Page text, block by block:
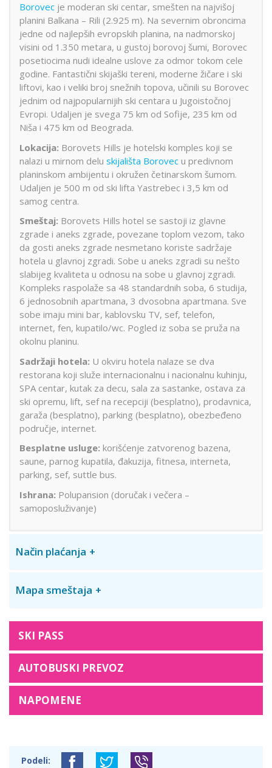
Borovec je moderan ski centar, smešten na najvišoj
planini Balkana – Rili (2.925 m). Na severnim obroncima
jedne od najlepših evropskih planina, na nadmorskoj
visini od 1.350 metara, u gustoj borovoj šumi, Borovec
posetiocima nudi idealne uslove za odmor tokom cele
godine. Fantastični skijaški tereni, moderne žičare i ski
liftovi, kao i veliki broj snežnih topova, učinili su Borovec
jednim od najpopularnijih ski centara u Jugoistočnoj
Evropi. Udaljen je svega 75 km od Sofije, 235 km od
Niša i 475 km od Beograda.
Lokacija: Borovets Hills je hotelski komples koji se
nalazi u mirnom delu skijališta Borovec u predivnom
planinskom ambijentu i okružen četinarskom šumom.
Udaljen je 500 m od ski lifta Yastrebec i 3,5 km od
samog centra.
Smeštaj: Borovets Hills hotel se sastoji iz glavne
zgrade i aneks zgrade, povezane toplom vezom, tako
da gosti aneks zgrade nesmetano koriste sadržaje
hotela u glavnoj zgradi. Sobe u aneks zgradi su nešto
slabijeg kvaliteta u odnosu na sobe u glavnoj zgradi.
Kompleks raspolaže sa 48 standardnih soba, 6 studija,
6 jednosobnih apartmana, 3 dvosobna apartmana. Sve
sobe imaju mini bar, kablovsku TV, sef, telefon,
internet, fen, kupatilo/wc. Pogled iz soba se pruža na
okolnu planinu.
Sadržaji hotela: U okviru hotela nalaze se dva
restorana koji služe internacionalnu i nacionalnu kuhinju,
SPA centar, kutak za decu, sala za sastanke, ostava za
ski opremu, lift, sef na recepciji (besplatno), prodavnica,
garaža (besplatno), parking (besplatno), obezbeđeno
područje, internet.
Besplatne usluge: korišćenje zatvorenog bazena,
saune, parnog kupatila, đakuzija, fitnesa, interneta,
parking, sef, suttle bus.
Ishrana: Polupansion (doručak i večera –
samoposluživanje)
Način plaćanja
Mapa smeštaja
SKI PASS
AUTOBUSKI PREVOZ
NAPOMENE
Podeli: